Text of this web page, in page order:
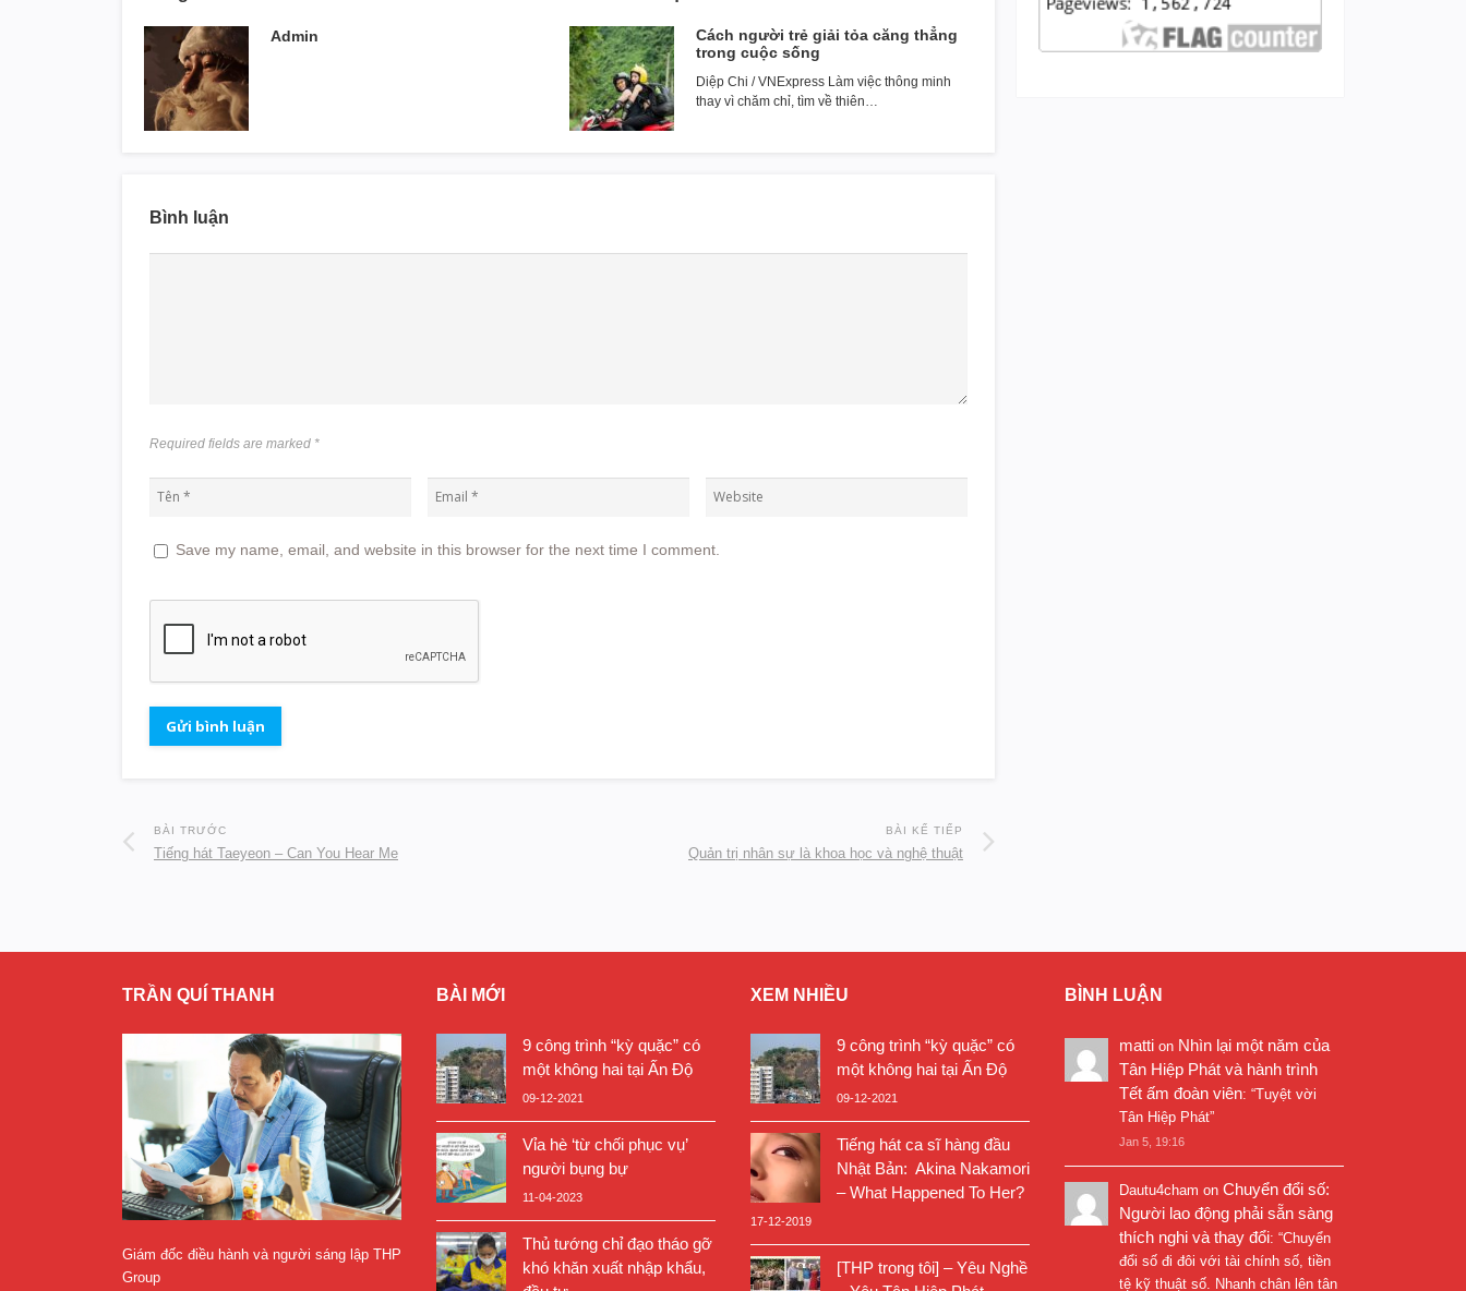
Admin
Cách người trẻ giải tỏa căng thẳng
trong cuộc sống
Diệp Chi / VNExpress Làm việc thông minh
thay vì chăm chỉ, tìm về thiên…
Bình luận
Required fields are marked *
Save my name, email, and website in this browser for the next time I comment.
BÀI TRƯỚC
Tiếng hát Taeyeon – Can You Hear Me
BÀI KẾ TIẾP
Quản trị nhân sự là khoa học và nghệ thuật
TRẦN QUÍ THANH
Giám đốc điều hành và người sáng lập THP
Group
BÀI MỚI
9 công trình “kỳ quặc” có
một không hai tại Ấn Độ
09-12-2021
Vỉa hè ‘từ chối phục vụ’
người bụng bự
11-04-2023
Thủ tướng chỉ đạo tháo gỡ
khó khăn xuất nhập khẩu,
XEM NHIỀU
9 công trình “kỳ quặc” có
một không hai tại Ấn Độ
09-12-2021
Tiếng hát ca sĩ hàng đầu
Nhật Bản: Akina Nakamori
– What Happened To Her?
17-12-2019
[THP trong tôi] – Yêu Nghề
BÌNH LUẬN
matti on Nhìn lại một năm của
Tân Hiệp Phát và hành trình
Tết ấm đoàn viên: “Tuyệt vời
Tân Hiệp Phát”
Jan 5, 19:16
Dautu4cham on Chuyển đổi số:
Người lao động phải sẵn sàng
thích nghi và thay đổi: “Chuyển
đổi số đi đôi với tài chính số, tiền
tệ kỹ thuật số. Nhanh chân lên tân